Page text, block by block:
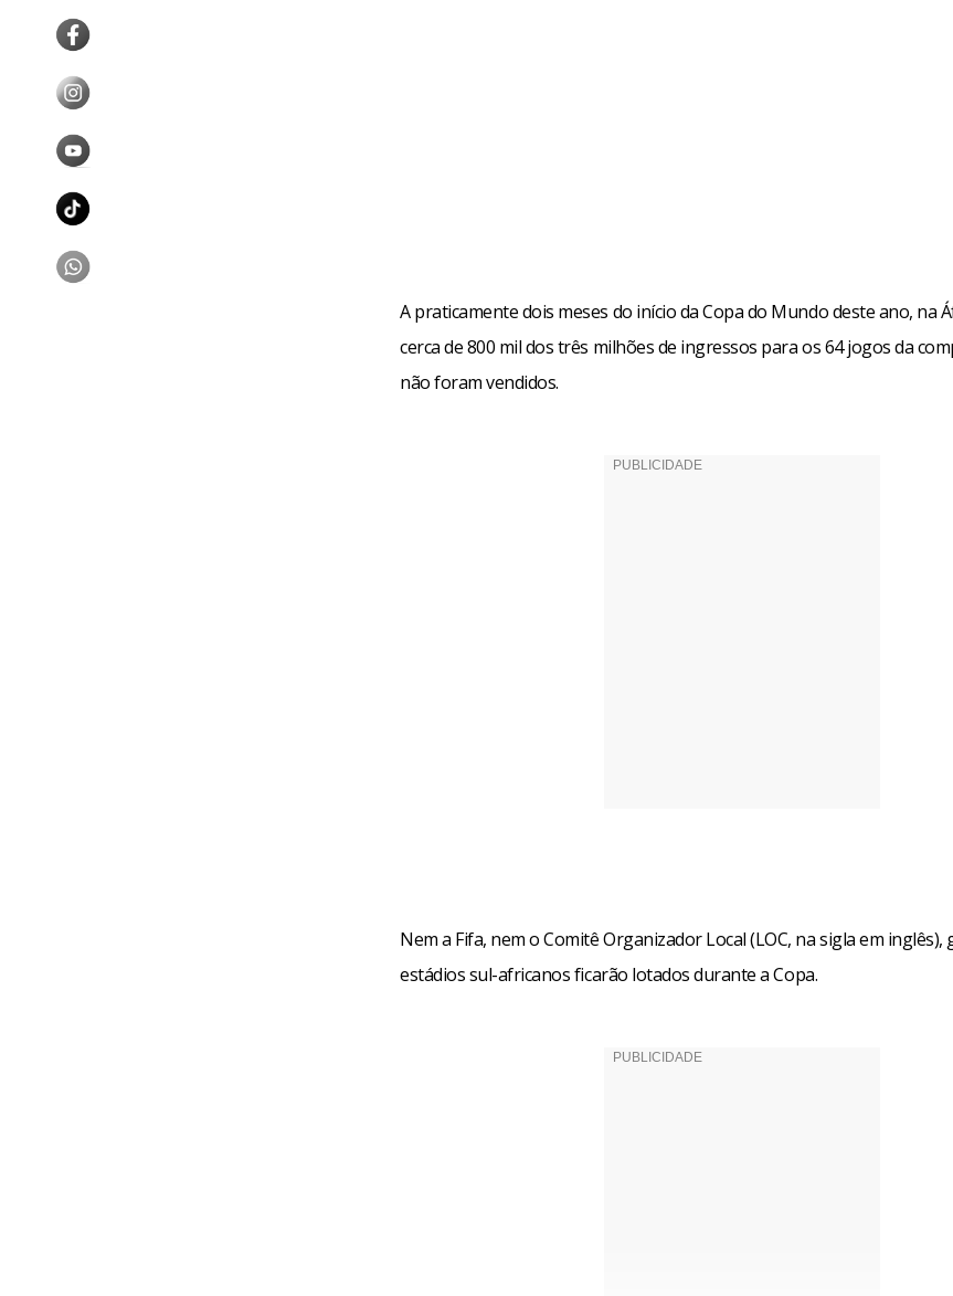
A praticamente dois meses do início da Copa do Mundo deste ano, na
cerca de 800 mil dos três milhões de ingressos para os 64 jogos da
não foram vendidos.
Nem a Fifa, nem o Comitê Organizador Local (LOC, na sigla em
estádios sul-africanos ficarão lotados durante a Copa.